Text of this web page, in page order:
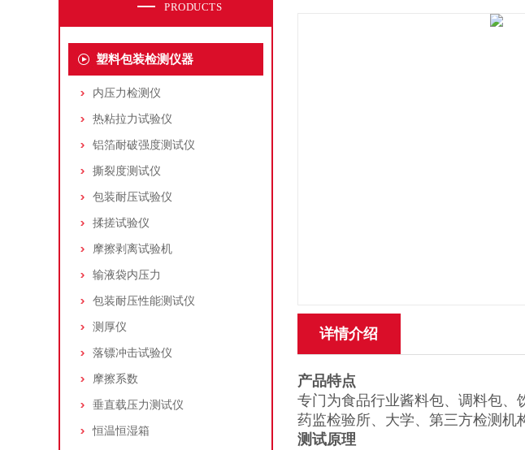
PRODUCTS
塑料包装检测仪器
内压力检测仪
热粘拉力试验仪
铝箔耐破强度测试仪
撕裂度测试仪
包装耐压试验仪
揉搓试验仪
摩擦剥离试验机
输液袋内压力
包装耐压性能测试仪
测厚仪
落镖冲击试验仪
摩擦系数
垂直载压力测试仪
恒温恒湿箱
详情介绍
产品特点
专门为食品行业酱料包、调料包、
药监检验所、大学、第三方检测机
测试原理